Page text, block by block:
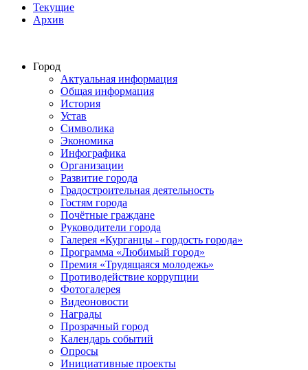
Текущие
Архив
Город
Актуальная информация
Общая информация
История
Устав
Символика
Экономика
Инфографика
Организации
Развитие города
Градостроительная деятельность
Гостям города
Почётные граждане
Руководители города
Галерея «Курганцы - гордость города»
Программа «Любимый город»
Премия «Трудящаяся молодежь»
Противодействие коррупции
Фотогалерея
Видеоновости
Награды
Прозрачный город
Календарь событий
Опросы
Инициативные проекты